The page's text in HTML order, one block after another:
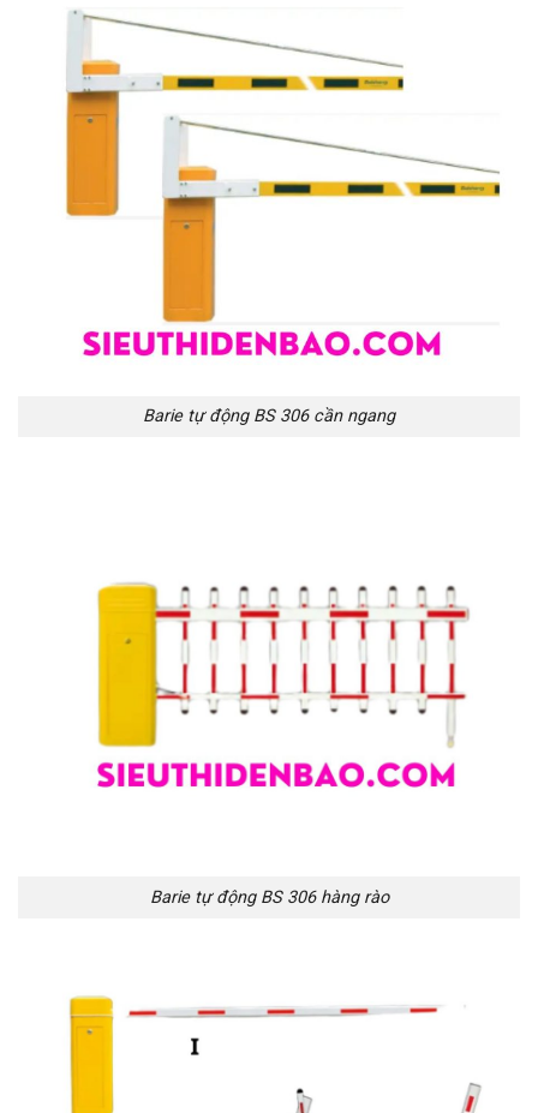
Barie tự động BS 306 cần ngang
Barie tự động BS 306 hàng rào